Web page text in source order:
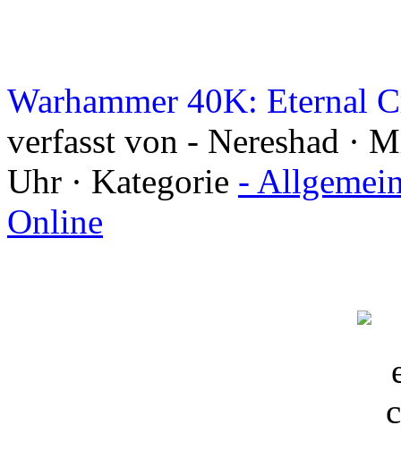
Warhammer 40K: Eternal
verfasst von - Nereshad ·
Uhr · Kategorie -
Online